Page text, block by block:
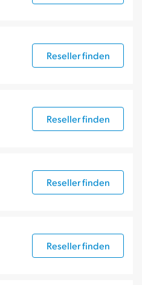
Reseller finden
Reseller finden
Reseller finden
Reseller finden